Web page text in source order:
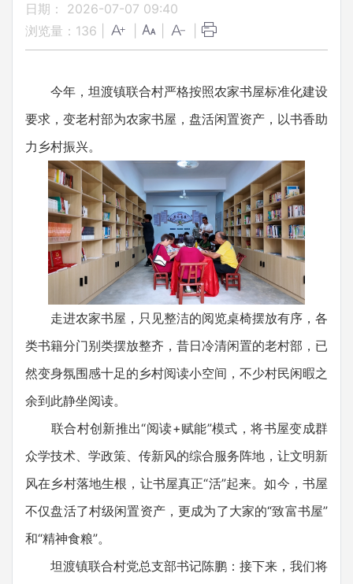
日期： 2026-07-07 09:40
浏览量： 136
今年，坦渡镇联合村严格按照农家书屋标准化建设
要求，变老村部为农家书屋，盘活闲置资产，以书香助
力乡村振兴。
走进农家书屋，只见整洁的阅览桌椅摆放有序，各
类书籍分门别类摆放整齐，昔日冷清闲置的老村部，已
然变身氛围感十足的乡村阅读小空间，不少村民闲暇之
余到此静坐阅读。
联合村创新推出“阅读+赋能”模式，将书屋变成群
众学技术、学政策、传新风的综合服务阵地，让文明新
风在乡村落地生根，让书屋真正“活”起来。如今，书屋
不仅盘活了村级闲置资产，更成为了大家的“致富书屋”
和“精神食粮”。
坦渡镇联合村党总支部书记陈鹏：接下来，我们将